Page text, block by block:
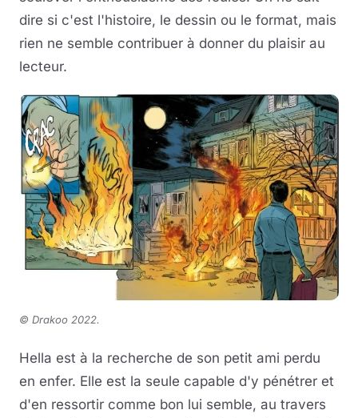
dire si c'est l'histoire, le dessin ou le format, mais
rien ne semble contribuer à donner du plaisir au
lecteur.
© Drakoo 2022.
Hella est à la recherche de son petit ami perdu
en enfer. Elle est la seule capable d'y pénétrer et
d'en ressortir comme bon lui semble, au travers